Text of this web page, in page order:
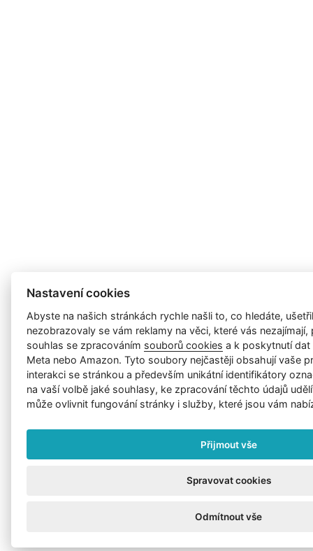
Nastavení cookies
Abyste na našich stránkách rychle našli to, co hledáte,
nezobrazovaly se vám reklamy na věci, které vás
souhlas se zpracováním souborů cookies a k poskytnutí
Meta nebo Amazon. Tyto soubory nejčastěji obsahují vaše
interakci se stránkou a především unikátní identifikátory
na vaší volbě jaké souhlasy, ke zpracování těchto údajů
může ovlivnit fungování stránky i služby, které jsou vám
Přijmout vše
Spravovat cookies
Odmítnout vše